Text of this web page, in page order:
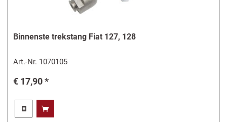
Binnenste trekstang Fiat 127, 128
Art.-Nr. 1070105
€ 17,90 *